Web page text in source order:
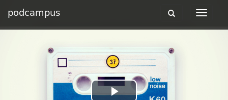
podcampus
Toggle
Toggle